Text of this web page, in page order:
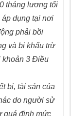
tháng lương tối
dụng tại nơi
phải bồi
và bị khấu trừ
khoản 3 Điều
bị, tài sản của
do người sử
quá định mức